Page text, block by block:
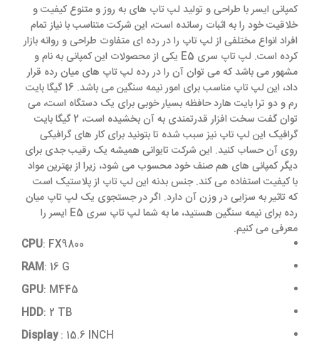
کمپانی ایسر با طراحی و تولید لپ تاپ های به روز و متنوع کیفیت و
خلاقیت خود را به اثبات رسانده است، این شرکت متناسب با نیاز تمام
افراد انواع مختلفی از لپ تاپ را در رده ای متفاوت طراحی و روانه بازار
کرده است. لپ تاپ سری E5 یکی از محصولات این کمپانی به نام و
مشهور می باشد که می توان آن را در رده لپ تاپ های میان رده قرار
داد، این لپ تاپ مناسب برای امور نیمه سنگین می باشد. 16 گیگا بایت
رم و دو ترا بایت هارد حافظه بسیار خوبی برای یک دستگاه است، می
توان گفت سخت افزار قدرتمندی به آن بخشیده است، 2 گیگا بایت
گرافیک این لپ تاپ نیز سبب شده تا بتونید برای کار های گرافیکی
روی آن حساب کنید. این شرکت تایوانی همیشه یک رقیب جدی برای
دیگر کمپانی های هم صنف خود محسوب می شود، زیرا از بهترین مواد
با کیفیت استفاده می کند. جنس بدنه این لپ تاپ از پلاستیک است
که تاثیر به سزایی در وزن آن دارد. اگر در جستجوی یک لپ تاپ میان
رده برای نیمه سنگین هستید، ما به شما لپ تاپ سری E5 ایسر را
معرفی می کنیم.
CPU: FX9800
RAM: 16 G
GPU: M445
HDD: 2 TB
Display: 15.6 INCH